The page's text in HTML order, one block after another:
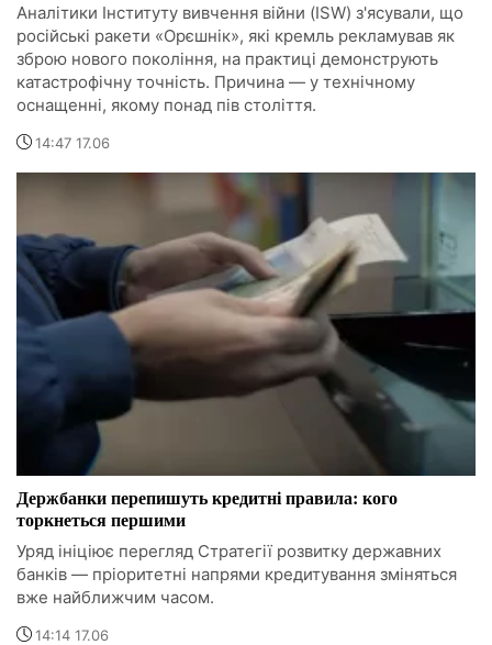
Аналітики Інституту вивчення війни (ISW) з'ясували, що
російські ракети «Орєшнік», які кремль рекламував як
зброю нового покоління, на практиці демонструють
катастрофічну точність. Причина — у технічному
оснащенні, якому понад пів століття.
14:47 17.06
Держбанки перепишуть кредитні правила: кого
торкнеться першими
Уряд ініціює перегляд Стратегії розвитку державних
банків — пріоритетні напрями кредитування зміняться
вже найближчим часом.
14:14 17.06